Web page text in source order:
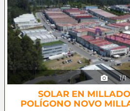
1/1
SOLAR EN
POLÍGONO NOVO